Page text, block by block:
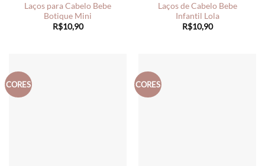
Laços para Cabelo Bebe
Botique Mini
R$10,90
Laços de Cabelo Bebe
Infantil Lola
R$10,90
CORES CORES